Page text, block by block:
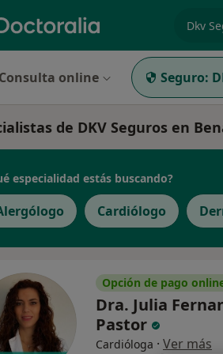
Consulta online Seguro:
de DKV Seguros en
especialidad estás buscando?
Cardiólogo
Opción de pago
Dra. Julia
Pastor
Cardióloga · Ver más